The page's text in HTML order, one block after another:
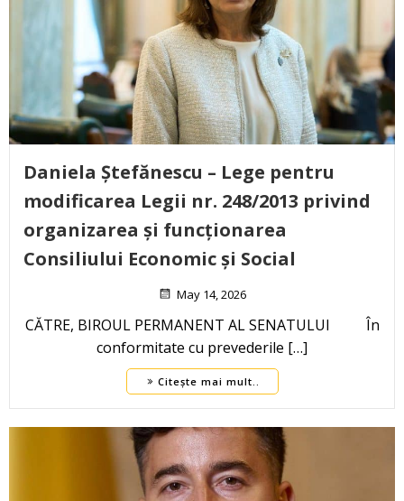
Daniela Ștefănescu – Lege pentru
modificarea Legii nr. 248/2013 privind
organizarea și funcționarea
Consiliului Economic și Social
May 14, 2026
CĂTRE, BIROUL PERMANENT AL SENATULUI În
conformitate cu prevederile […]
Citește mai mult..